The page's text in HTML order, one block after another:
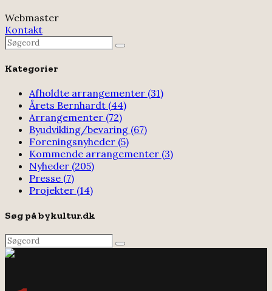
Webmaster
Kontakt
Search
for:
Search
Kategorier
Afholdte arrangementer (31)
Årets Bernhardt (44)
Arrangementer (72)
Byudvikling/bevaring (67)
Foreningsnyheder (5)
Kommende arrangementer (3)
Nyheder (205)
Presse (7)
Projekter (14)
Søg på bykultur.dk
Search
for:
Search